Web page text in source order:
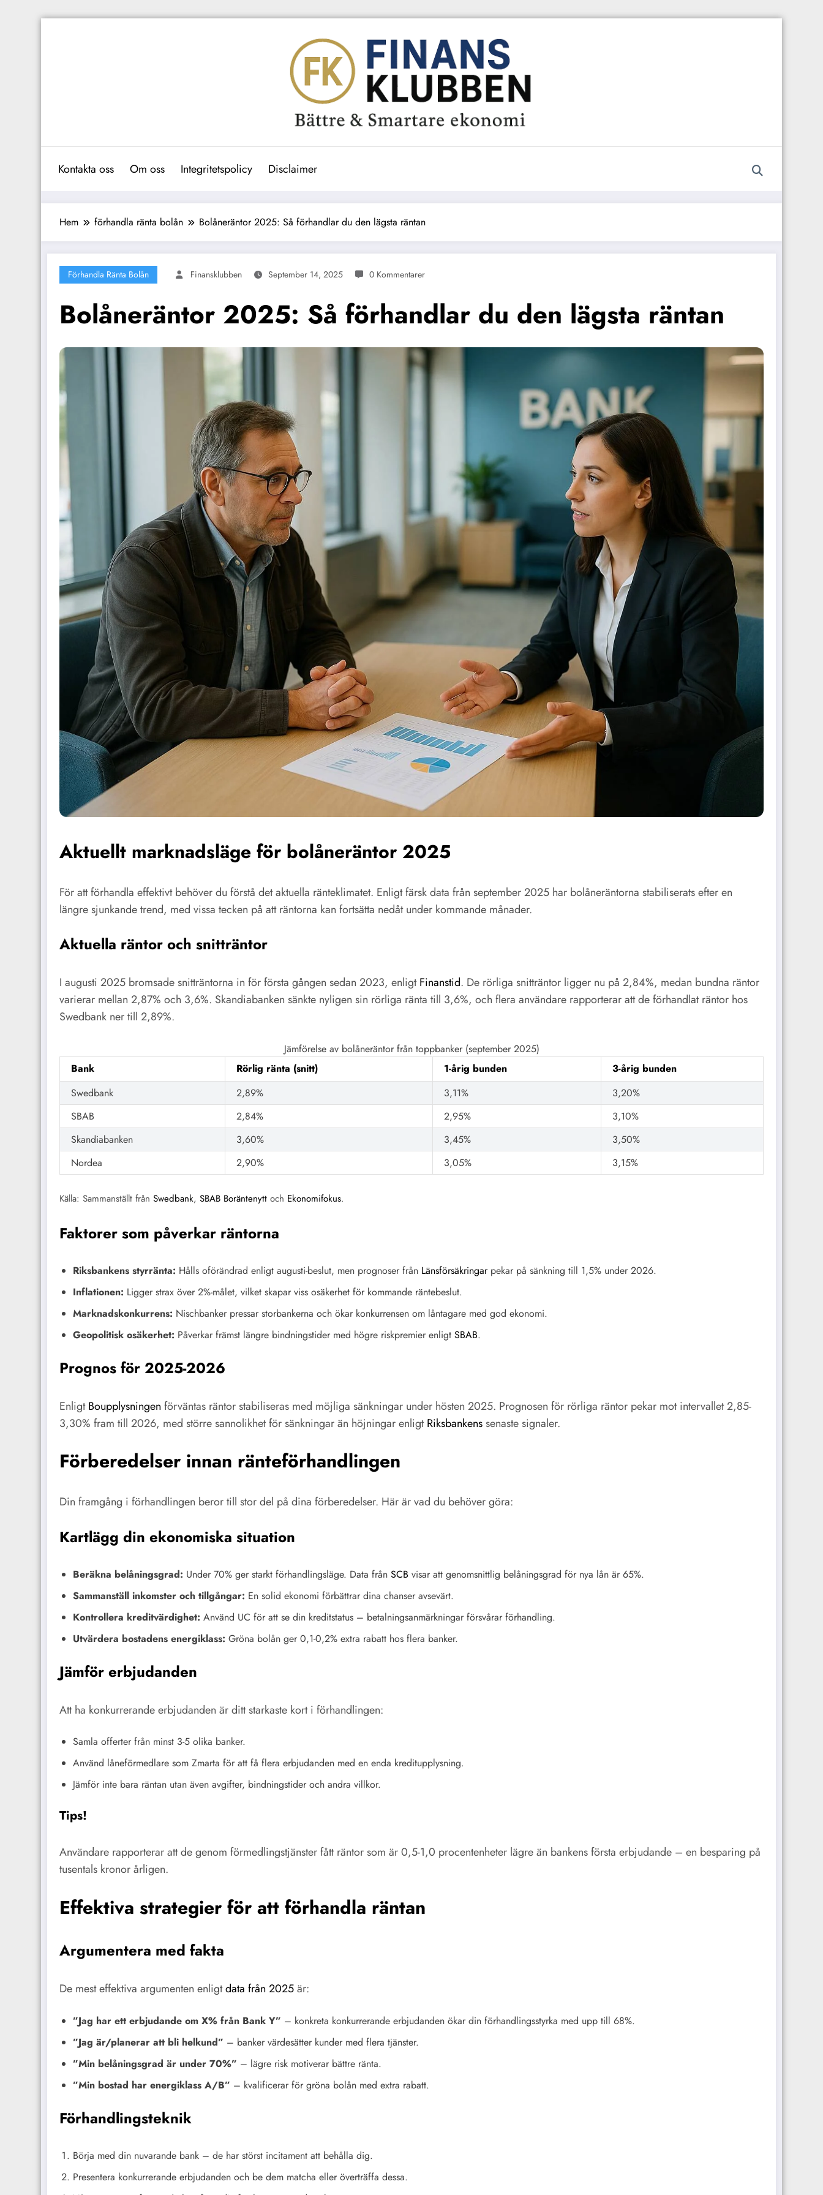
Kontakta oss Om oss Integritetspolicy Disclaimer
Hem förhandla ränta bolån Bolåneräntor 2025: Så förhandlar du den lägsta räntan
Förhandla Ränta Bolån Finansklubben September 14, 2025 0 Kommentarer
Bolåneräntor 2025: Så förhandlar du den lägsta räntan
Aktuellt marknadsläge för bolåneräntor 2025
För att förhandla effektivt behöver du förstå det aktuella ränteklimatet. Enligt färsk data från september 2025 har bolåneräntorna stabiliserats efter en
längre sjunkande trend, med vissa tecken på att räntorna kan fortsätta nedåt under kommande månader.
Aktuella räntor och snitträntor
I augusti 2025 bromsade snitträntorna in för första gången sedan 2023, enligtFinanstid. De rörliga snitträntor ligger nu på 2,84%, medan bundna räntor
varierar mellan 2,87% och 3,6%. Skandiabanken sänkte nyligen sin rörliga ränta till 3,6%, och flera användare rapporterar att de förhandlat räntor hos
Swedbank ner till 2,89%.
Jämförelse av bolåneräntor från toppbanker (september 2025)
Bank
Rörlig ränta (snitt) 1-årig bunden
3-årig bunden
Swedbank
2,89% 3,11%
3,20%
SBAB
2,84% 2,95%
3,10%
Skandiabanken
3,60% 3,45%
3,50%
Nordea
2,90% 3,05% 3,15%
Källa: Sammanställt från Swedbank, SBAB Boräntenytt och Ekonomifokus.
Faktorer som påverkar räntorna
Riksbankens styrränta: Hålls oförändrad enligt augusti-beslut, men prognoser från Länsförsäkringarpekar på sänkning till 1,5% under 2026.
Inflationen: Ligger strax över 2%-målet, vilket skapar viss osäkerhet för kommande räntebeslut.
Marknadskonkurrens: Nischbanker pressar storbankerna och ökar konkurrensen om låntagare med god ekonomi.
Geopolitisk osäkerhet: Påverkar främst längre bindningstider med högre riskpremier enligt SBAB.
Prognos för 2025-2026
EnligtBoupplysningen förväntas räntor stabiliseras med möjliga sänkningar under hösten 2025. Prognosen för rörliga räntor pekar mot intervallet 2,85-
3,30% fram till 2026, med större sannolikhet för sänkningar än höjningar enligtRiksbankenssenaste signaler.
Förberedelser innan ränteförhandlingen
Din framgång i förhandlingen beror till stor del på dina förberedelser. Här är vad du behöver göra:
Kartlägg din ekonomiska situation
Beräkna belåningsgrad: Under 70% ger starkt förhandlingsläge. Data från SCB visar att genomsnittlig belåningsgrad för nya lån är 65%.
Sammanställ inkomster och tillgångar: En solid ekonomi förbättrar dina chanser avsevärt.
Kontrollera kreditvärdighet: Använd UC för att se din kreditstatus – betalningsanmärkningar försvårar förhandling.
Utvärdera bostadens energiklass: Gröna bolån ger 0,1-0,2% extra rabatt hos flera banker.
Jämför erbjudanden
Att ha konkurrerande erbjudanden är ditt starkaste kort i förhandlingen:
Samla offerter från minst 3-5 olika banker.
Använd låneförmedlare som Zmarta för att få flera erbjudanden med en enda kreditupplysning.
Jämför inte bara räntan utan även avgifter, bindningstider och andra villkor.
Tips!
Användare rapporterar att de genom förmedlingstjänster fått räntor som är 0,5-1,0 procentenheter lägre än bankens första erbjudande – en besparing på
tusentals kronor årligen.
Effektiva strategier för att förhandla räntan
Argumentera med fakta
De mest effektiva argumenten enligtdata från 2025är:
”Jag har ett erbjudande om X% från Bank Y” – konkreta konkurrerande erbjudanden ökar din förhandlingsstyrka med upp till 68%.
”Jag är/planerar att bli helkund” – banker värdesätter kunder med flera tjänster.
”Min belåningsgrad är under 70%” – lägre risk motiverar bättre ränta.
”Min bostad har energiklass A/B” – kvalificerar för gröna bolån med extra rabatt.
Förhandlingsteknik
Börja med din nuvarande bank – de har störst incitament att behålla dig.
Presentera konkurrerande erbjudanden och be dem matcha eller överträffa dessa.